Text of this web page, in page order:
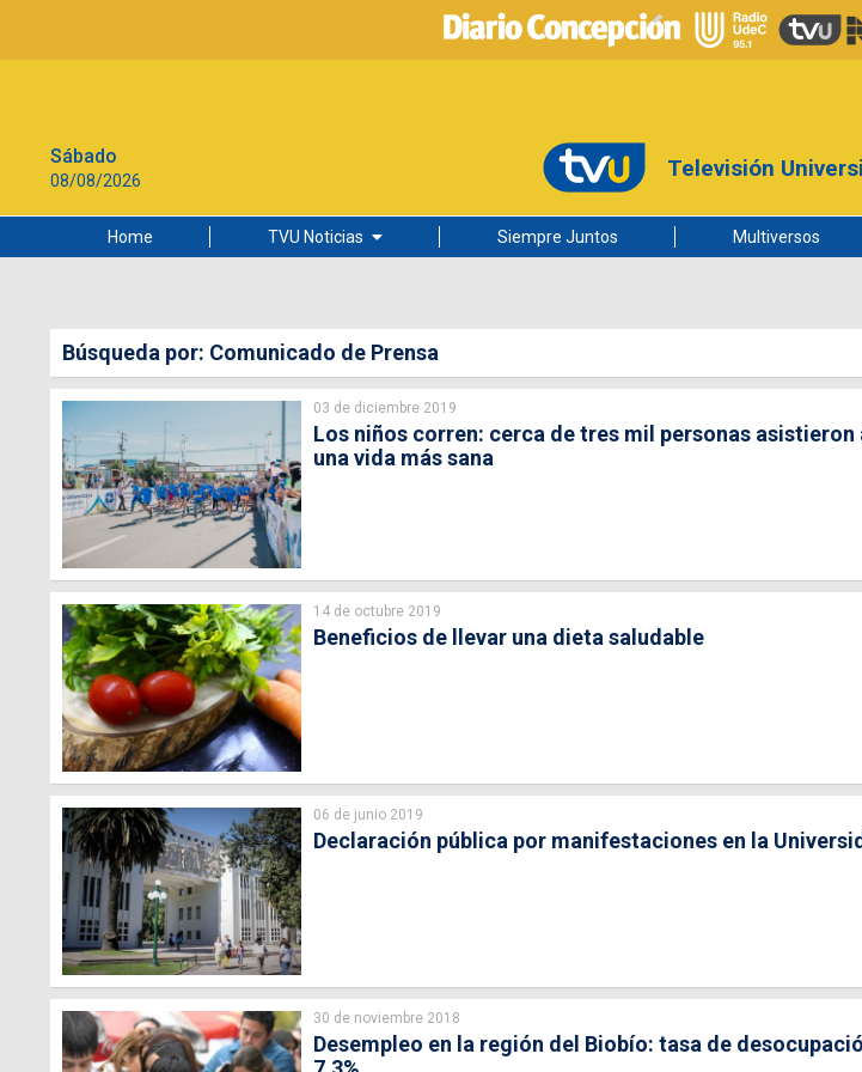
Sábado
08/08/2026 Televisión
Home TVU Noticias
Ciudad
Universidad de Concepción
Siempre Juntos Multiversos
Búsqueda por: Comunicado de Prensa
03 de diciembre 2019
Los niños corren: cerca de tres mil personas
una vida más sana
14 de octubre 2019
Beneficios de llevar una dieta saludable
06 de junio 2019
Declaración pública por manifestaciones en la
30 de noviembre 2018
Desempleo en la región del Biobío: tasa de